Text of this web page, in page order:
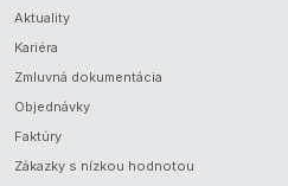
Aktuality
Kariéra
Zmluvná dokumentácia
Objednávky
Faktúry
Zákazky s nízkou hodnotou